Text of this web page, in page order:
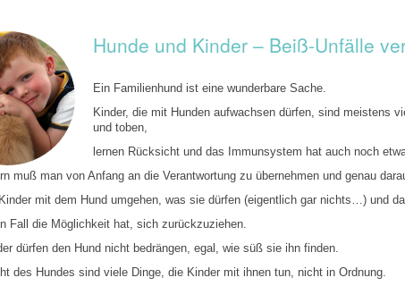
SEMINARE
FUTTERBERATUNG
IMPFBERATUNG
HOMÖOPATHIE
AUTO-NOSODEN
HEILEN – AUCH
Hunde und Kinder – Beiß-Unfälle
Ein Familienhund ist eine wunderbare Sache.
Kinder, die mit Hunden aufwachsen dürfen, sind meistens
und toben,
lernen Rücksicht und das Immunsystem hat auch noch
muß man von Anfang an die Verantwortung zu übernehmen und genau
mit dem Hund umgehen, was sie dürfen (eigentlich gar nichts…) und
Fall die Möglichkeit hat, sich zurückzuziehen.
dürfen den Hund nicht bedrängen, egal, wie süß sie ihn finden.
des Hundes sind viele Dinge, die Kinder mit ihnen tun, nicht in Ordnung.